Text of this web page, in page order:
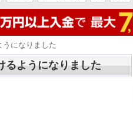
になりました
るようになりました